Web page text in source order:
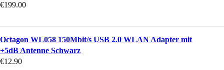
€199.00
Octagon WL058 150Mbit/s USB 2.0 WLAN Adapter mit
+5dB Antenne Schwarz
€12.90